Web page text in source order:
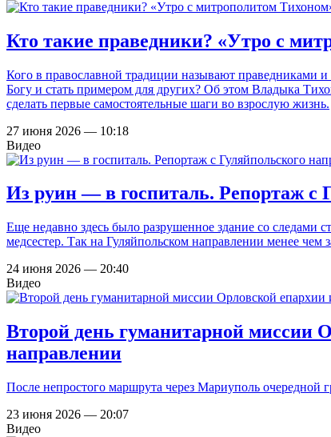
Кто такие праведники? «Утро с
Кого в православной традиции называют праведниками
Богу и стать примером для других? Об этом Владыка
сделать первые самостоятельные шаги во взрослую жизнь.
27 июня 2026 — 10:18
Видео
Из руин — в госпиталь. Репортаж с
Еще недавно здесь было разрушенное здание со следами
медсестер. Так на Гуляйпольском направлении менее
24 июня 2026 — 20:40
Видео
Второй день гуманитарной миссии
направлении
После непростого маршрута через Мариуполь очередной
23 июня 2026 — 20:07
Видео